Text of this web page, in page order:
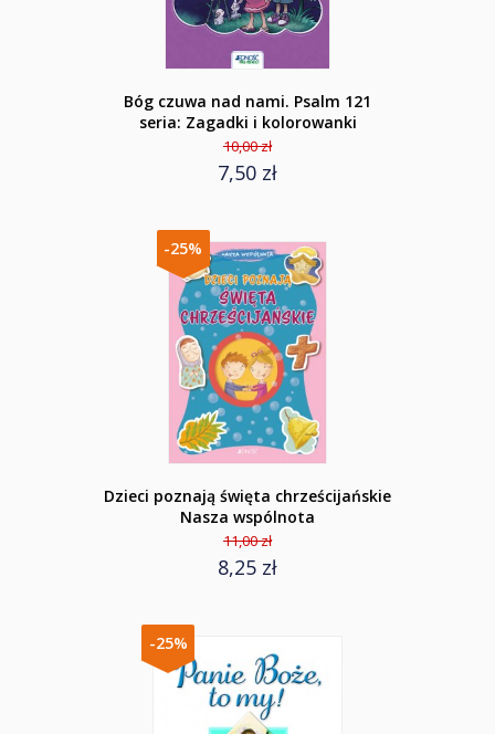
Bóg czuwa nad nami. Psalm 121
seria: Zagadki i kolorowanki
10,00 zł
7,50 zł
-25%
Dzieci poznają święta chrześcijańskie
Nasza wspólnota
11,00 zł
8,25 zł
-25%